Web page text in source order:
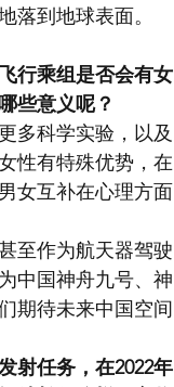
落到地球表面。
行乘组是否会有女
些意义呢？
多科学实验，以及
性有特殊优势，在
女互补在心理方面
至作为航天器驾驶
中国神舟九号、神
期待未来中国空间
射任务，在2022年